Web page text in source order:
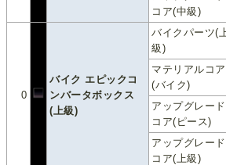
コア(中級)
0
バイク エピックコ
ンバータボックス
(上級)
バイクパーツ(
級)
マテリアルコア
(バイク)
アップグレード
コア(ピース)
アップグレード
コア(上級)